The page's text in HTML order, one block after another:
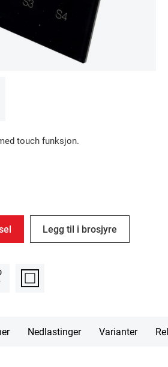
touch funksjon.
Legg til i brosjyre
Nedlastinger Varianter